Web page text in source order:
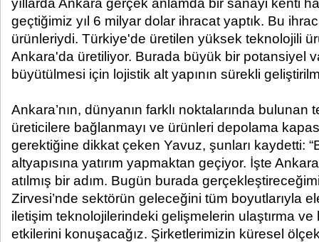
yıllarda Ankara gerçek anlamda bir sanayi kenti
geçtiğimiz yıl 6 milyar dolar ihracat yaptık. Bu
ürünleriydi. Türkiye'de üretilen yüksek teknolojili
Ankara'da üretiliyor. Burada büyük bir potansiyel
büyütülmesi için lojistik alt yapının sürekli
Ankara’nın, dünyanın farklı noktalarında
üreticilere bağlanmayı ve ürünleri depolama
gerektiğine dikkat çeken Yavuz, şunları kaydetti:
altyapısına yatırım yapmaktan geçiyor. İşte
atılmış bir adım. Bugün burada
Zirvesi’nde sektörün geleceğini tüm boyutlarıyla
iletişim teknolojilerindeki gelişmelerin ulaştırma
etkilerini konuşacağız. Şirketlerimizin küresel